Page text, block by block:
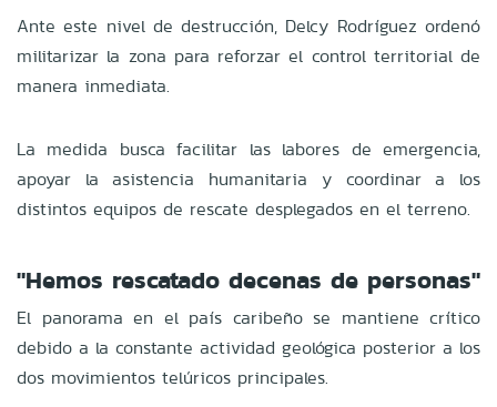
Ante este nivel de destrucción, Delcy Rodríguez ordenó
militarizar la zona para reforzar el control territorial de
manera inmediata.
La medida busca facilitar las labores de emergencia,
apoyar la asistencia humanitaria y coordinar a los
distintos equipos de rescate desplegados en el terreno.
"Hemos rescatado decenas de personas"
El panorama en el país caribeño se mantiene crítico
debido a la constante actividad geológica posterior a los
dos movimientos telúricos principales.